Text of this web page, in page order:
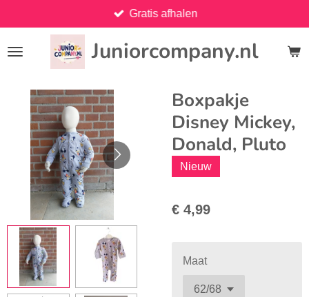
direct
naar
Juniorcompany.nl
Gratis afhalen
Boxpakje
Disney Mickey,
Donald, Pluto
Nieuw
€ 4,99
Maat